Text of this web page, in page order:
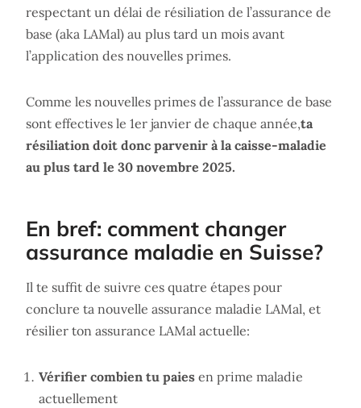
respectant un délai de résiliation de l’assurance de
base (aka LAMal) au plus tard un mois avant
l’application des nouvelles primes.
Comme les nouvelles primes de l’assurance de base
sont effectives le 1er janvier de chaque année,ta
résiliation doit donc parvenir à la caisse-maladie
au plus tard le 30 novembre 2025.
En bref: comment changer
assurance maladie en Suisse?
Il te suffit de suivre ces quatre étapes pour
conclure ta nouvelle assurance maladie LAMal, et
résilier ton assurance LAMal actuelle:
Vérifier combien tu paies en prime maladie
actuellement